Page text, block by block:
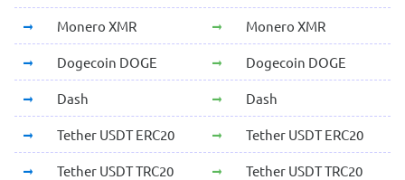
Monero XMR Monero XMR
Dogecoin DOGE Dogecoin DOGE
Dash Dash
Tether USDT ERC20 Tether USDT ERC20
Tether USDT TRC20 Tether USDT TRC20